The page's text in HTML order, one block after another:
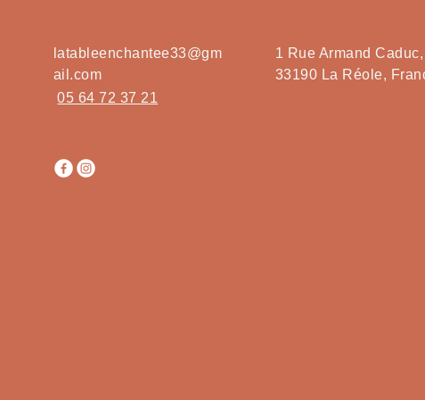
latableenchantee33@gm
ail.com
1 Rue Armand Caduc,
33190 La Réole,
05 64 72 37 21